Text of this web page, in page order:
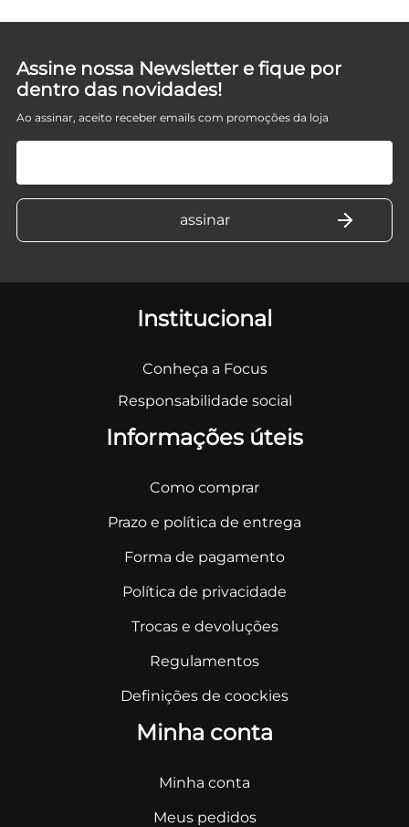
Assine nossa Newsletter e fique por
dentro das novidades!
Ao assinar, aceito receber emails com promoções da loja
Institucional
Conheça a Focus
Responsabilidade social
Informações úteis
Como comprar
Prazo e política de entrega
Forma de pagamento
Política de privacidade
Trocas e devoluções
Regulamentos
Definições de coockies
Minha conta
Minha conta
Meus pedidos